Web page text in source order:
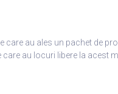
care au ales un pachet de
au locuri libere la acest